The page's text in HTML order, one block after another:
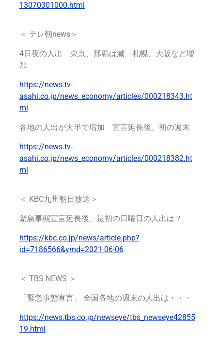
13070301000.html
＜ テレ朝news＞
4日夜の人出 東京、那覇は減 札幌、大阪など増
加
https://news.tv-
asahi.co.jp/news_economy/articles/000218343.ht
ml
各地の人出が大半で増加 宣言延長後、初の週末
https://news.tv-
asahi.co.jp/news_economy/articles/000218382.ht
ml
＜ KBC九州朝日放送＞
緊急事態宣言延長後、最初の日曜日の人出は？
https://kbc.co.jp/news/article.php?
id=7186566&ymd=2021-06-06
＜ TBS NEWS ＞
「緊急事態宣言」 全国各地の週末の人出は・・・
https://news.tbs.co.jp/newseye/tbs_newseye42855
19.html